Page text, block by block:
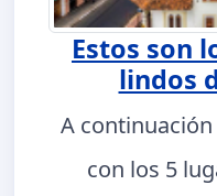
Estos son
lindos
A
con los 5